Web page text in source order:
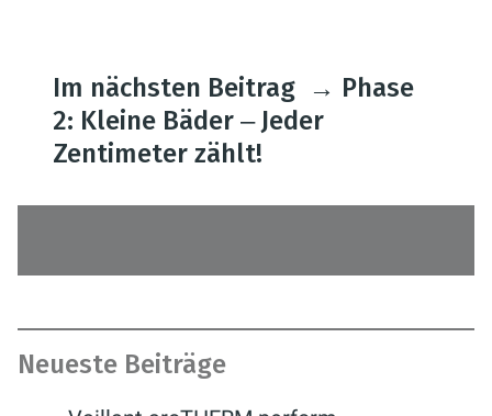
Im nächsten Beitrag → Phase
2: Kleine Bäder ‒ Jeder
Zentimeter zählt!
Neueste Beiträge